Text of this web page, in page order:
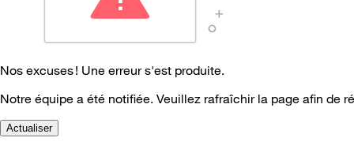
Nos excuses ! Une erreur s'est produite.
Notre équipe a été notifiée. Veuillez rafraîchir la page afin de
Actualiser